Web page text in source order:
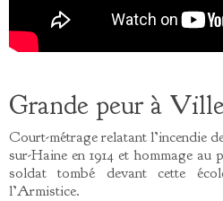
Grande peur à
Court-métrage relatant l’incendie
sur-Haine en 1914 et hommage
soldat tombé devant cette
l’Armistice.